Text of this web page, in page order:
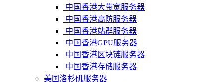
中国香港大带宽服务器
中国香港高防服务器
中国香港站群服务器
中国香港GPU服务器
中国香港区块链服务器
中国香港存储服务器
美国洛杉矶服务器